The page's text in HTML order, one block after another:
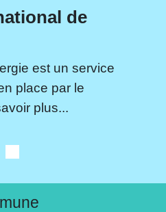
de
est un service
place par le
plus...